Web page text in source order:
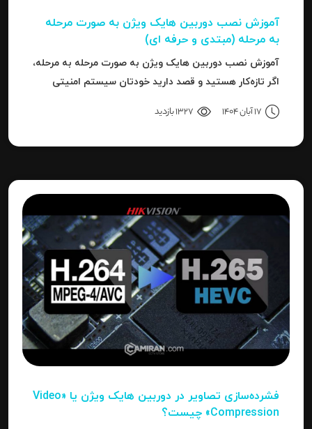
آموزش نصب دوربین هایک‌ ویژن به صورت مرحله‌
به‌ مرحله (مبتدی و حرفه ای)
آموزش نصب دوربین هایک‌ ویژن به صورت مرحله‌ به‌ مرحله،
اگر تازه‌کار هستید و قصد دارید خودتان سیستم امنیتی
دقیق‌تری را بدانید، این مقاله برای شما نوشته شده است.
17 آبان 1404 1327 بازدید
فشرده‌سازی تصاویر در دوربین‌ هایک ویژن یا «Video
Compression» چیست؟